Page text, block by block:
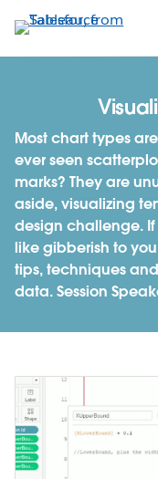
イ
ン
ツ
移
動
Most chart types
ever seen
marks? They are
aside, visualizing
design challenge.
like gibberish to
tips, techniques
data. Session